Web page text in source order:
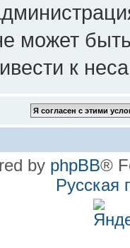
может
к
by phpBB®
Русская